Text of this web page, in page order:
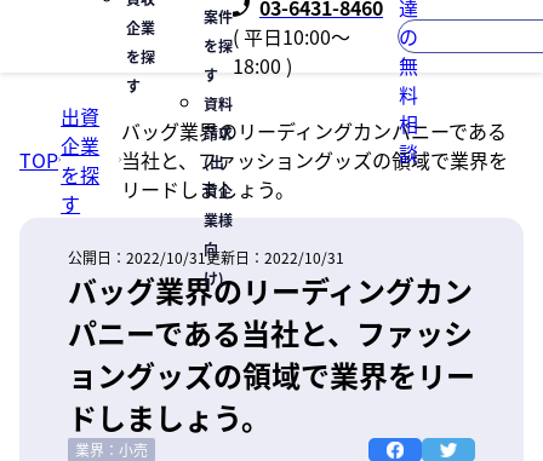
企業
を探
す
案件
を探
す
資料
請求
(出
資企
業様
向
け)
03-6431-8460
( 平日10:00〜
18:00 )
達
の
無
料
相
談
TOP
出資
企業
を探
す
バッグ業界のリーディングカンパニーである
当社と、ファッショングッズの領域で業界を
リードしましょう。
公開日： 2022/10/31更新日： 2022/10/31
バッグ業界のリーディングカン
パニーである当社と、ファッシ
ョングッズの領域で業界をリー
ドしましょう。
業界：小売